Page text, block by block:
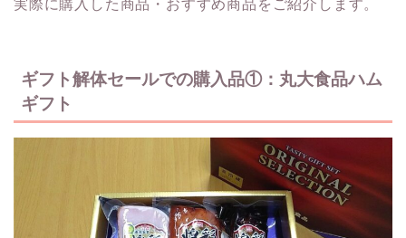
実際に購入した商品・おすすめ商品をご紹介します。
ギフト解体セールでの購入品①：丸大食品ハム
ギフト